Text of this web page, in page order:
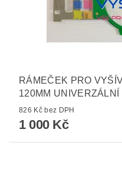
RÁMEČEK PRO
120MM UNIVERZÁLNÍ
826 Kč bez DPH
1 000 Kč